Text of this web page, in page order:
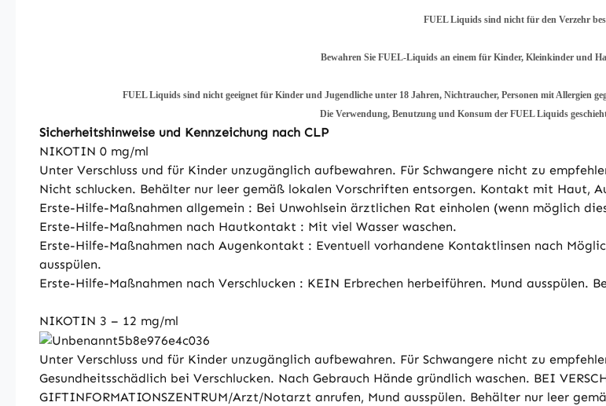
FUEL Liquids sind nicht für den Verzehr
Bewahren Sie FUEL-Liquids an einem für Kinder, Kleinkinder und
FUEL Liquids sind nicht geeignet für Kinder und Jugendliche unter 18 Jahren, Nichtraucher, Personen mit Allergien
Die Verwendung, Benutzung und Konsum der FUEL Liquids
Sicherheitshinweise und Kennzeichung nach CLP
NIKOTIN 0 mg/ml
Unter Verschluss und für Kinder unzugänglich aufbewahren. Für Schwangere nicht zu
Nicht schlucken. Behälter nur leer gemäß lokalen Vorschriften entsorgen. Kontakt mit Haut,
Erste-Hilfe-Maßnahmen allgemein : Bei Unwohlsein ärztlichen Rat einholen (wenn möglich
Erste-Hilfe-Maßnahmen nach Hautkontakt : Mit viel Wasser waschen.
Erste-Hilfe-Maßnahmen nach Augenkontakt : Eventuell vorhandene Kontaktlinsen nach
ausspülen.
Erste-Hilfe-Maßnahmen nach Verschlucken : KEIN Erbrechen herbeiführen. Mund ausspülen.
NIKOTIN 3 – 12 mg/ml
Unter Verschluss und für Kinder unzugänglich aufbewahren. Für Schwangere nicht zu
Gesundheitsschädlich bei Verschlucken. Nach Gebrauch Hände gründlich waschen. BEI
GIFTINFORMATIONSZENTRUM/Arzt/Notarzt anrufen, Mund ausspülen. Behälter nur leer